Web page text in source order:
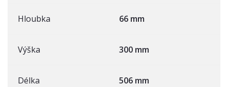
Hloubka 66 mm
Výška 300 mm
Délka 506 mm